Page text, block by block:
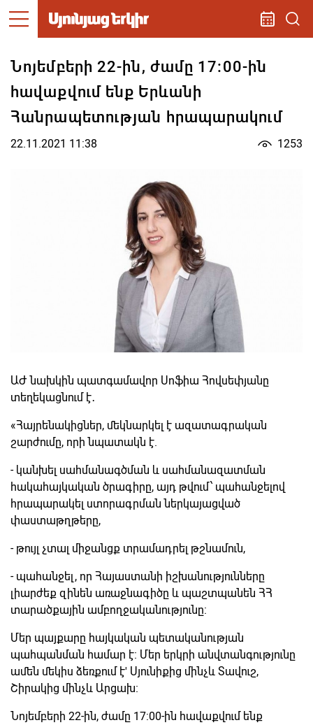
Նոյեմբերի 22-ին, ժամը 17:00-ին
հավաքվում ենք Երևանի
Հանրապետության հրապարակում
22.11.2021 11:38 1253
ԱԺ նախկին պատգամավոր Սոֆիա Հովսեփյանը
տեղեկացնում է․
«Հայրենակիցներ, մեկնարկել է ազատագրական
շարժումը, որի նպատակն է.
- կանխել սահմանագծման և սահմանազատման
հակահայկական ծրագիրը, այդ թվում՝ պահանջելով
հրապարակել ստորագրման ներկայացված
փաստաթղթերը,
- թույլ չտալ միջանցք տրամադրել թշնամուն,
- պահանջել, որ Հայաստանի իշխանությունները
լիարժեք զինեն առաջնագիծը և պաշտպանեն ՀՀ
տարածքային ամբողջականությունը:
Մեր պայքարը հայկական պետականության
պահպանման համար է։ Մեր երկրի անվտանգությունը
ամեն մեկիս ձեռքում է' Սյունիքից մինչև Տավուշ,
Շիրակից մինչև Արցախ։
Նոյեմբերի 22-ին, ժամը 17:00-ին հավաքվում ենք